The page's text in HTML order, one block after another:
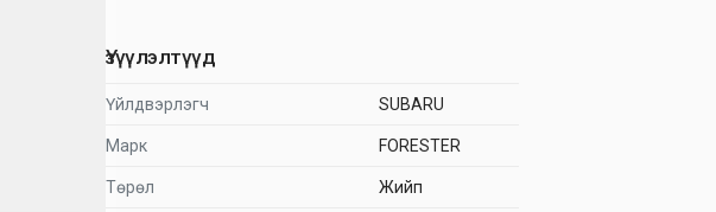
Үзүүлэлтүүд
Үйлдвэрлэгч SUBARU
Марк FORESTER
Төрөл Жийп